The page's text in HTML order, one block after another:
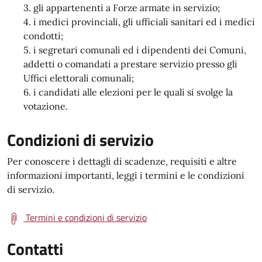
gli appartenenti a Forze armate in servizio;
i medici provinciali, gli ufficiali sanitari ed i medici
condotti;
i segretari comunali ed i dipendenti dei Comuni,
addetti o comandati a prestare servizio presso gli
Uffici elettorali comunali;
i candidati alle elezioni per le quali si svolge la
votazione.
Condizioni di servizio
Per conoscere i dettagli di scadenze, requisiti e altre
informazioni importanti, leggi i termini e le condizioni
di servizio.
Termini e condizioni di servizio
Contatti